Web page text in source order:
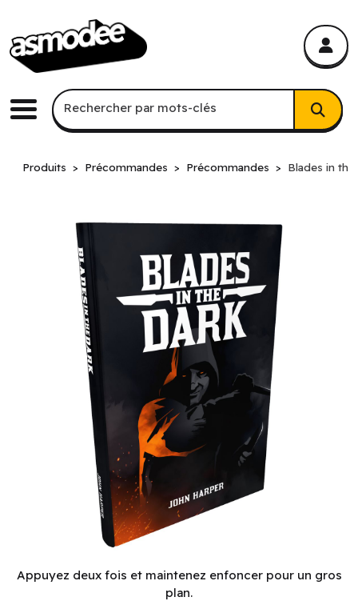
Menu
Recherche par mots-clés
Rechercher par mots-clés
Produits Précommandes Précommandes Blades in
Appuyez deux fois et maintenez enfoncer pour un gros
plan.